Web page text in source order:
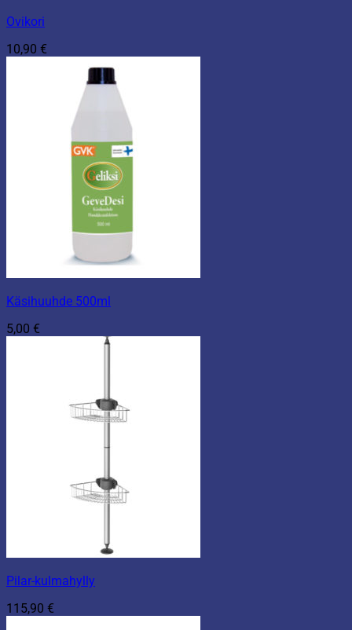
Ovikori
10,90 €
Käsihuuhde 500ml
5,00 €
Pilar-kulmahylly
115,90 €